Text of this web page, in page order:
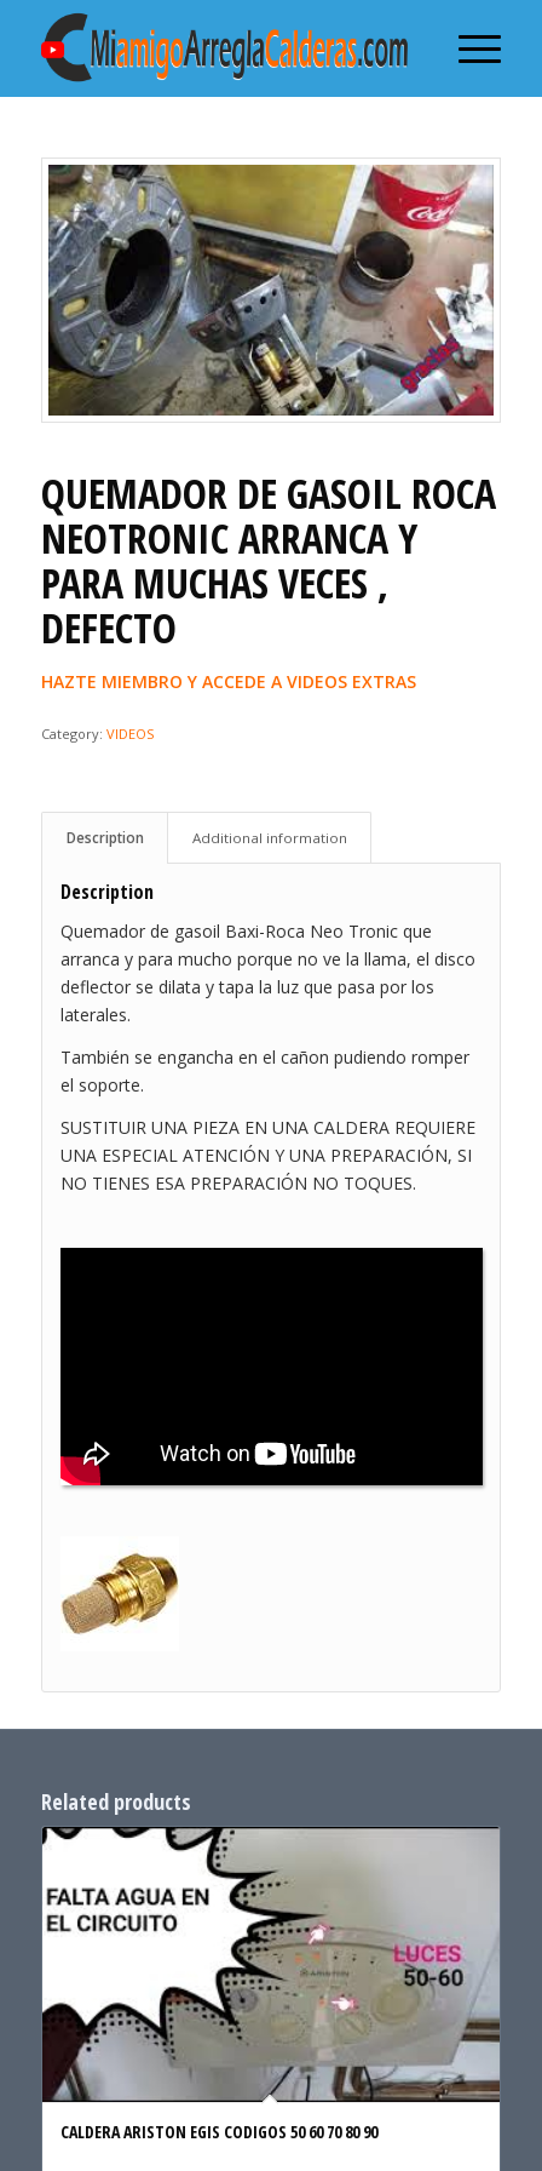
QUEMADOR DE GASOIL ROCA
NEOTRONIC ARRANCA Y
PARA MUCHAS VECES ,
DEFECTO
HAZTE MIEMBRO Y ACCEDE A VIDEOS EXTRAS
Category: VIDEOS
Description Additional information
Description
Quemador de gasoil Baxi-Roca Neo Tronic que
arranca y para mucho porque no ve la llama, el disco
deflector se dilata y tapa la luz que pasa por los
laterales.
También se engancha en el cañon pudiendo romper
el soporte.
SUSTITUIR UNA PIEZA EN UNA CALDERA REQUIERE
UNA ESPECIAL ATENCIÓN Y UNA PREPARACIÓN, SI
NO TIENES ESA PREPARACIÓN NO TOQUES.
Related products
CALDERA ARISTON EGIS CODIGOS 50 60 70 80 90